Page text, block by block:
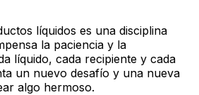
líquidos es una disciplina
la paciencia y la
líquido, cada recipiente y cada
un nuevo desafío y una nueva
algo hermoso.